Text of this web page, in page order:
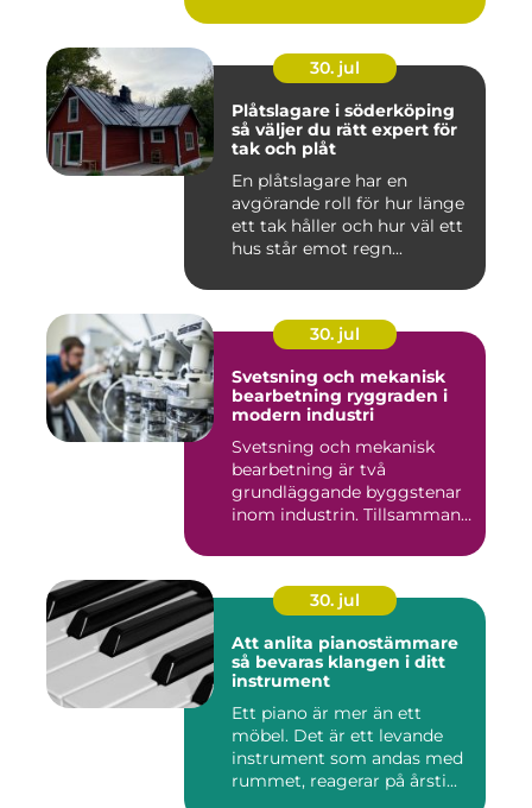
30. jul
Plåtslagare i söderköping
så väljer du rätt expert för
tak och plåt
En plåtslagare har en
avgörande roll för hur länge
ett tak håller och hur väl ett
hus står emot regn...
30. jul
Svetsning och mekanisk
bearbetning ryggraden i
modern industri
Svetsning och mekanisk
bearbetning är två
grundläggande byggstenar
inom industrin. Tillsammans
30. jul
Att anlita pianostämmare
så bevaras klangen i ditt
instrument
Ett piano är mer än ett
möbel. Det är ett levande
instrument som andas med
rummet, reagerar på årsti...